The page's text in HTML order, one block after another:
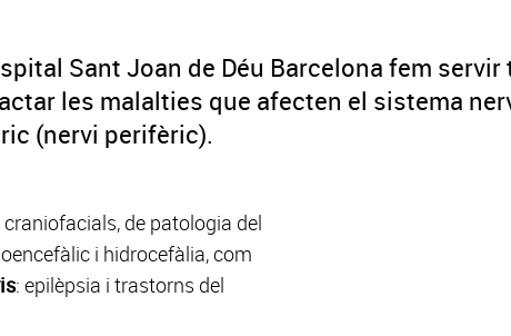
Sant Joan de Déu Barcelona fem
les malalties que afecten el sistema
(nervi perifèric).
de patologia del
i hidrocefàlia, com
: epilèpsia i trastorns del